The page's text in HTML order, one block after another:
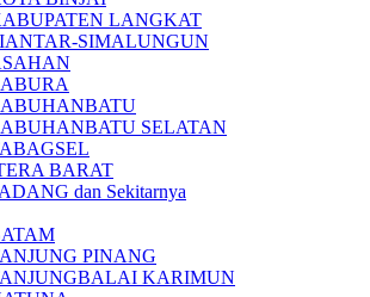
LANGKAT
SIMALUNGUN
SELATAN
BARAT
dan Sekitarnya
PINANG
KARIMUN